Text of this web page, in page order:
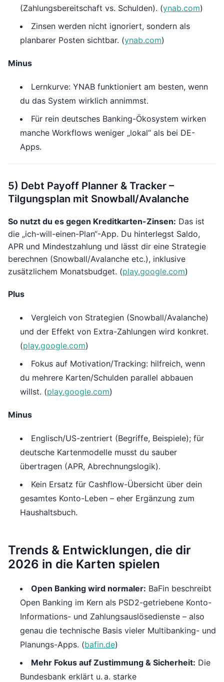
(Zahlungsbereitschaft vs. Schulden). (ynab.com)
Zinsen werden nicht ignoriert, sondern als
planbarer Posten sichtbar. (ynab.com)
Minus
Lernkurve: YNAB funktioniert am besten, wenn
du das System wirklich annimmst.
Für rein deutsches Banking-Ökosystem wirken
manche Workflows weniger „lokal“ als bei DE-
Apps.
5) Debt Payoff Planner & Tracker –
Tilgungsplan mit Snowball/Avalanche
So nutzt du es gegen Kreditkarten-Zinsen: Das ist
die „ich-will-einen-Plan“-App. Du hinterlegst Saldo,
APR und Mindestzahlung und lässt dir eine Strategie
berechnen (Snowball/Avalanche etc.), inklusive
zusätzlichem Monatsbudget. (play.google.com)
Plus
Vergleich von Strategien (Snowball/Avalanche)
und der Effekt von Extra-Zahlungen wird konkret.
(play.google.com)
Fokus auf Motivation/Tracking: hilfreich, wenn
du mehrere Karten/Schulden parallel abbauen
willst. (play.google.com)
Minus
Englisch/US-zentriert (Begriffe, Beispiele); für
deutsche Kartenmodelle musst du sauber
übertragen (APR, Abrechnungslogik).
Kein Ersatz für Cashflow-Übersicht über dein
gesamtes Konto-Leben – eher Ergänzung zum
Haushaltsbuch.
Trends & Entwicklungen, die dir
2026 in die Karten spielen
Open Banking wird normaler: BaFin beschreibt
Open Banking im Kern als PSD2-getriebene Konto-
Informations- und Zahlungsauslösedienste – also
genau die technische Basis vieler Multibanking- und
Planungs-Apps. (bafin.de)
Mehr Fokus auf Zustimmung & Sicherheit: Die
Bundesbank erklärt u. a. starke